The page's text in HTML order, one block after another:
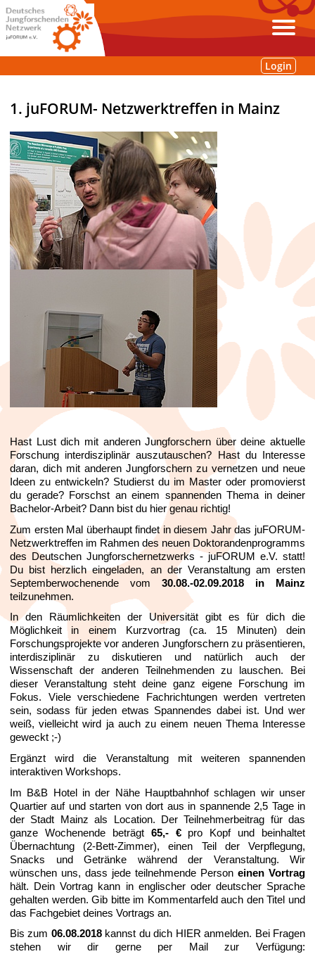
Login
1. juFORUM- Netzwerktreffen in Mainz
Hast Lust dich mit anderen Jungforschern über deine aktuelle
Forschung interdisziplinär auszutauschen? Hast du Interesse
daran, dich mit anderen Jungforschern zu vernetzen und neue
Ideen zu entwickeln? Studierst du im Master oder promovierst
du gerade? Forschst an einem spannenden Thema in deiner
Bachelor-Arbeit? Dann bist du hier genau richtig!
Zum ersten Mal überhaupt findet in diesem Jahr das juFORUM-
Netzwerktreffen im Rahmen des neuen Doktorandenprogramms
des Deutschen Jungforschernetzwerks - juFORUM e.V. statt!
Du bist herzlich eingeladen, an der Veranstaltung am ersten
Septemberwochenende vom 30.08.-02.09.2018 in Mainz
teilzunehmen.
In den Räumlichkeiten der Universität gibt es für dich die
Möglichkeit in einem Kurzvortrag (ca. 15 Minuten) dein
Forschungsprojekte vor anderen Jungforschern zu präsentieren,
interdisziplinär zu diskutieren und natürlich auch der
Wissenschaft der anderen Teilnehmenden zu lauschen. Bei
dieser Veranstaltung steht deine ganz eigene Forschung im
Fokus. Viele verschiedene Fachrichtungen werden vertreten
sein, sodass für jeden etwas Spannendes dabei ist. Und wer
weiß, vielleicht wird ja auch zu einem neuen Thema Interesse
geweckt ;-)
Ergänzt wird die Veranstaltung mit weiteren spannenden
interaktiven Workshops.
Im B&B Hotel in der Nähe Hauptbahnhof schlagen wir unser
Quartier auf und starten von dort aus in spannende 2,5 Tage in
der Stadt Mainz als Location. Der Teilnehmerbeitrag für das
ganze Wochenende beträgt 65,- € pro Kopf und beinhaltet
Übernachtung (2-Bett-Zimmer), einen Teil der Verpflegung,
Snacks und Getränke während der Veranstaltung. Wir
wünschen uns, dass jede teilnehmende Person einen Vortrag
hält. Dein Vortrag kann in englischer oder deutscher Sprache
gehalten werden. Gib bitte im Kommentarfeld auch den Titel und
das Fachgebiet deines Vortrags an.
Bis zum 06.08.2018 kannst du dich HIER anmelden. Bei Fragen
stehen wir dir gerne per Mail zur Verfügung: